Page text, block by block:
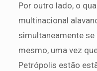
Por outro lado, o
multinacional
simultaneamente
mesmo, uma vez
Petrópolis estão